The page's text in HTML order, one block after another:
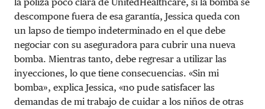
descompone fuera de esa garantía, Jessica queda con
un lapso de tiempo indeterminado en el que debe
negociar con su aseguradora para cubrir una nueva
bomba. Mientras tanto, debe regresar a utilizar las
inyecciones, lo que tiene consecuencias. «Sin mi
bomba», explica Jessica, «no pude satisfacer las
demandas de mi trabajo de cuidar a los niños de otras